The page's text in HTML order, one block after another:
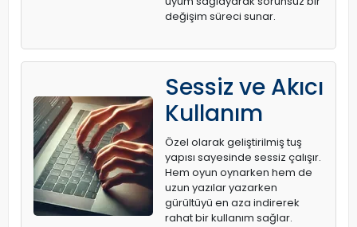
değişim süreci sunar.
Sessiz ve Akıcı
Kullanım
Özel olarak geliştirilmiş tuş
yapısı sayesinde sessiz çalışır.
Hem oyun oynarken hem de
uzun yazılar yazarken
gürültüyü en aza indirerek
rahat bir kullanım sağlar.